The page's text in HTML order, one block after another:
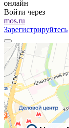
онлайн
Войти через
mos.ru
Зарегистрируйтесь